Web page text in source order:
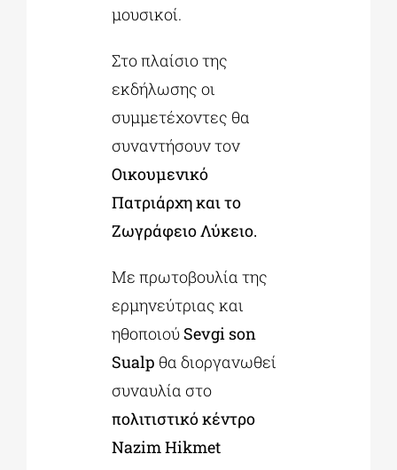
μουσικοί.
Στο πλαίσιο της
εκδήλωσης οι
συμμετέχοντες θα
συναντήσουν τον
Οικουμενικό
Πατριάρχη και το
Ζωγράφειο Λύκειο.
Με πρωτοβουλία της
ερμηνεύτριας και
ηθοποιού Sevgi son
Sualp θα διοργανωθεί
συναυλία στο
πολιτιστικό κέντρο
NazimHikmet